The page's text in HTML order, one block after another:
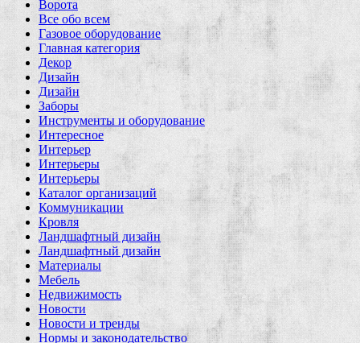
Ворота
Все обо всем
Газовое оборудование
Главная категория
Декор
Дизайн
Дизайн
Заборы
Инструменты и оборудование
Интересное
Интерьер
Интерьеры
Интерьеры
Каталог организаций
Коммуникации
Кровля
Ландшафтный дизайн
Ландшафтный дизайн
Материалы
Мебель
Недвижимость
Новости
Новости и тренды
Нормы и законодательство